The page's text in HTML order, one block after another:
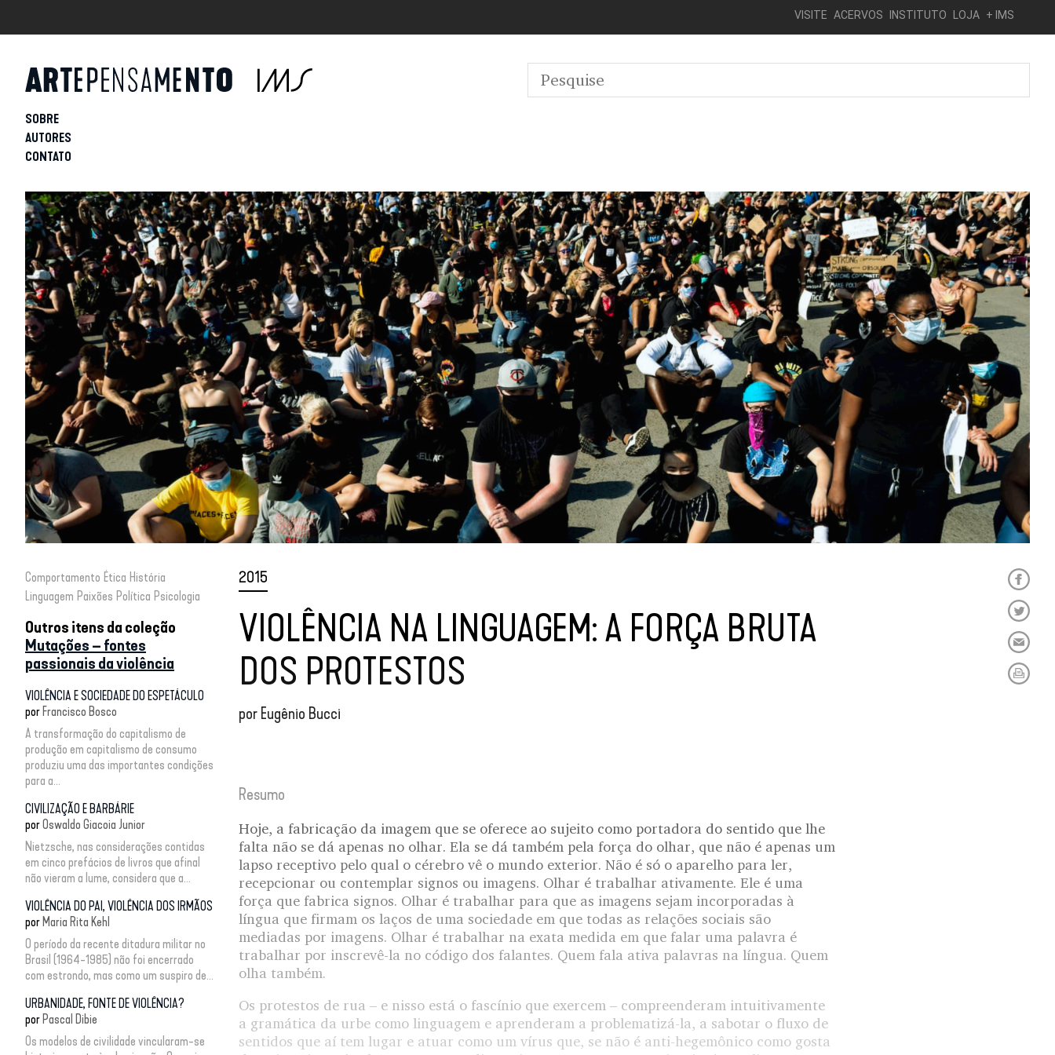
VISITE ACERVOS INSTITUTO LOJA + IMS
SOBRE
AUTORES
CONTATO
Comportamento Ética História
Linguagem Paixões Política Psicologia
Outros itens da coleção
Mutações – fontes
passionais da violência
VIOLÊNCIA E SOCIEDADE DO ESPETÁCULO
por Francisco Bosco
A transformação do capitalismo de
produção em capitalismo de consumo
produziu uma das importantes condições
para a...
CIVILIZAÇÃO E BARBÁRIE
porOswaldo Giacoia Junior
Nietzsche, nas considerações contidas
em cinco prefácios de livros que afinal
não vieram a lume, considera que a...
VIOLÊNCIA DO PAI, VIOLÊNCIA DOS IRMÃOS
por Maria Rita Kehl
O período da recente ditadura militar no
Brasil (1964-1985) não foi encerrado
com estrondo, mas como um suspiro de...
URBANIDADE, FONTE DE VIOLÊNCIA?
por Pascal Dibie
Os modelos de civilidade vincularam-se
2015
VIOLÊNCIA NA LINGUAGEM: A FORÇA BRUTA
DOS PROTESTOS
por Eugênio Bucci
Resumo
Hoje, a fabricação da imagem que se oferece ao sujeito como portadora do sentido que lhe
falta não se dá apenas no olhar. Ela se dá também pela força do olhar, que não é apenas um
lapso receptivo pelo qual o cérebro vê o mundo exterior. Não é só o aparelho para ler,
recepcionar ou contemplar signos ou imagens. Olhar é trabalhar ativamente. Ele é uma
força que fabrica signos. Olhar é trabalhar para que as imagens sejam incorporadas à
língua que firmam os laços de uma sociedade em que todas as relações sociais são
mediadas por imagens. Olhar é trabalhar na exata medida em que falar uma palavra é
trabalhar por inscrevê-la no código dos falantes. Quem fala ativa palavras na língua. Quem
olha também.
Os protestos de rua – e nisso está o fascínio que exercem – compreenderam intuitivamente
a gramática da urbe como linguagem e aprenderam a problematizá-la, a sabotar o fluxo de
sentidos que aí tem lugar e atuar como um vírus que, se não é anti-hegemônico como gosta